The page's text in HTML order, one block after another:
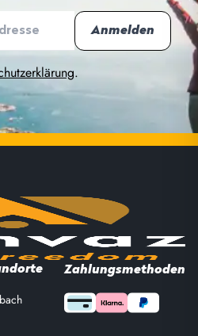
.
Zahlungsmethoden